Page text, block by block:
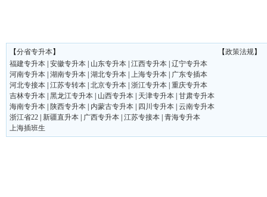
【分省专升本】
福建专升本 安徽专升本 山东专升本 江西专升本 辽宁专升本
河南专升本 湖南专升本 湖北专升本 上海专升本
广东专插本
河北专接本 江苏专转本 北京专升本 浙江专升本 重庆专升本
吉林专升本 黑龙江专升本 山西专升本 天津专升本 甘肃专升本
海南专升本
陕西专升本 内蒙古专升本 四川专升本 云南专升本
浙江省22 新疆直升本 广西专升本 江苏专接本 青海专升本
上海插班生
【政策法规】